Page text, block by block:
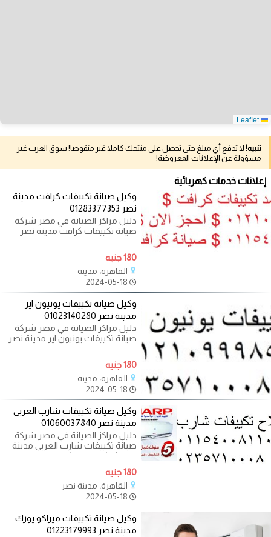
تنبيه! لا تدفع أي مبلغ حتى تحصل على منتجك كاملا غير منقوصا! سوق العرب غير
مسؤولة عن الإعلانات المعروضة!
إعلانات خدمات كهربائية
وكيل صيانة تكييفات كرافت مدينة
نصر 01283377353
دليل مراكز الصيانة في مصر شركة
صيانة تكييفات كرافت مدينة نصر
شركة صيانة كرافت مدينة نصر يقدم
180 جنيه
القاهرة، مدينة
وكيل صيانة تكييفات يونيون اير
مدينة نصر 01023140280
دليل مراكز الصيانة في مصر شركة
صيانة تكييفات يونيون اير مدينة نصر
شركة صيانة يونيون اير مدينة
180 جنيه
القاهرة، مدينة
وكيل صيانة تكييفات شارب العربى
مدينة نصر 01060037840
دليل مراكز الصيانة في مصر شركة
صيانة تكييفات شارب العربى مدينة
نصر شركة صيانة شارب العربى مدينة
180 جنيه
القاهرة، مدينة نصر
وكيل صيانة تكييفات ميراكو يورك
مدينة نصر 01223179993